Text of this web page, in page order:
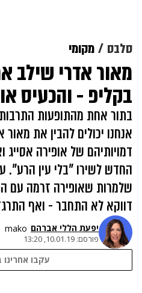
סלבס מקומי
מאור אדרי שילב
בקליפ - והכעיס
אנחנו יכולים להבין את
דמויותיהם של אופירה אסייג
החדש לשירו "בלי עין הרע".
שלמרות שאופירה זרמה עם
דווקא לא התחבר - ואף
יפעת הללי אברהם mako
פורסם: 10.01.19, 13:20
עקבו אחרינו
נתקלנו